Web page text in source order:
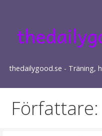
innehåll
thedailygood.se - Träning,